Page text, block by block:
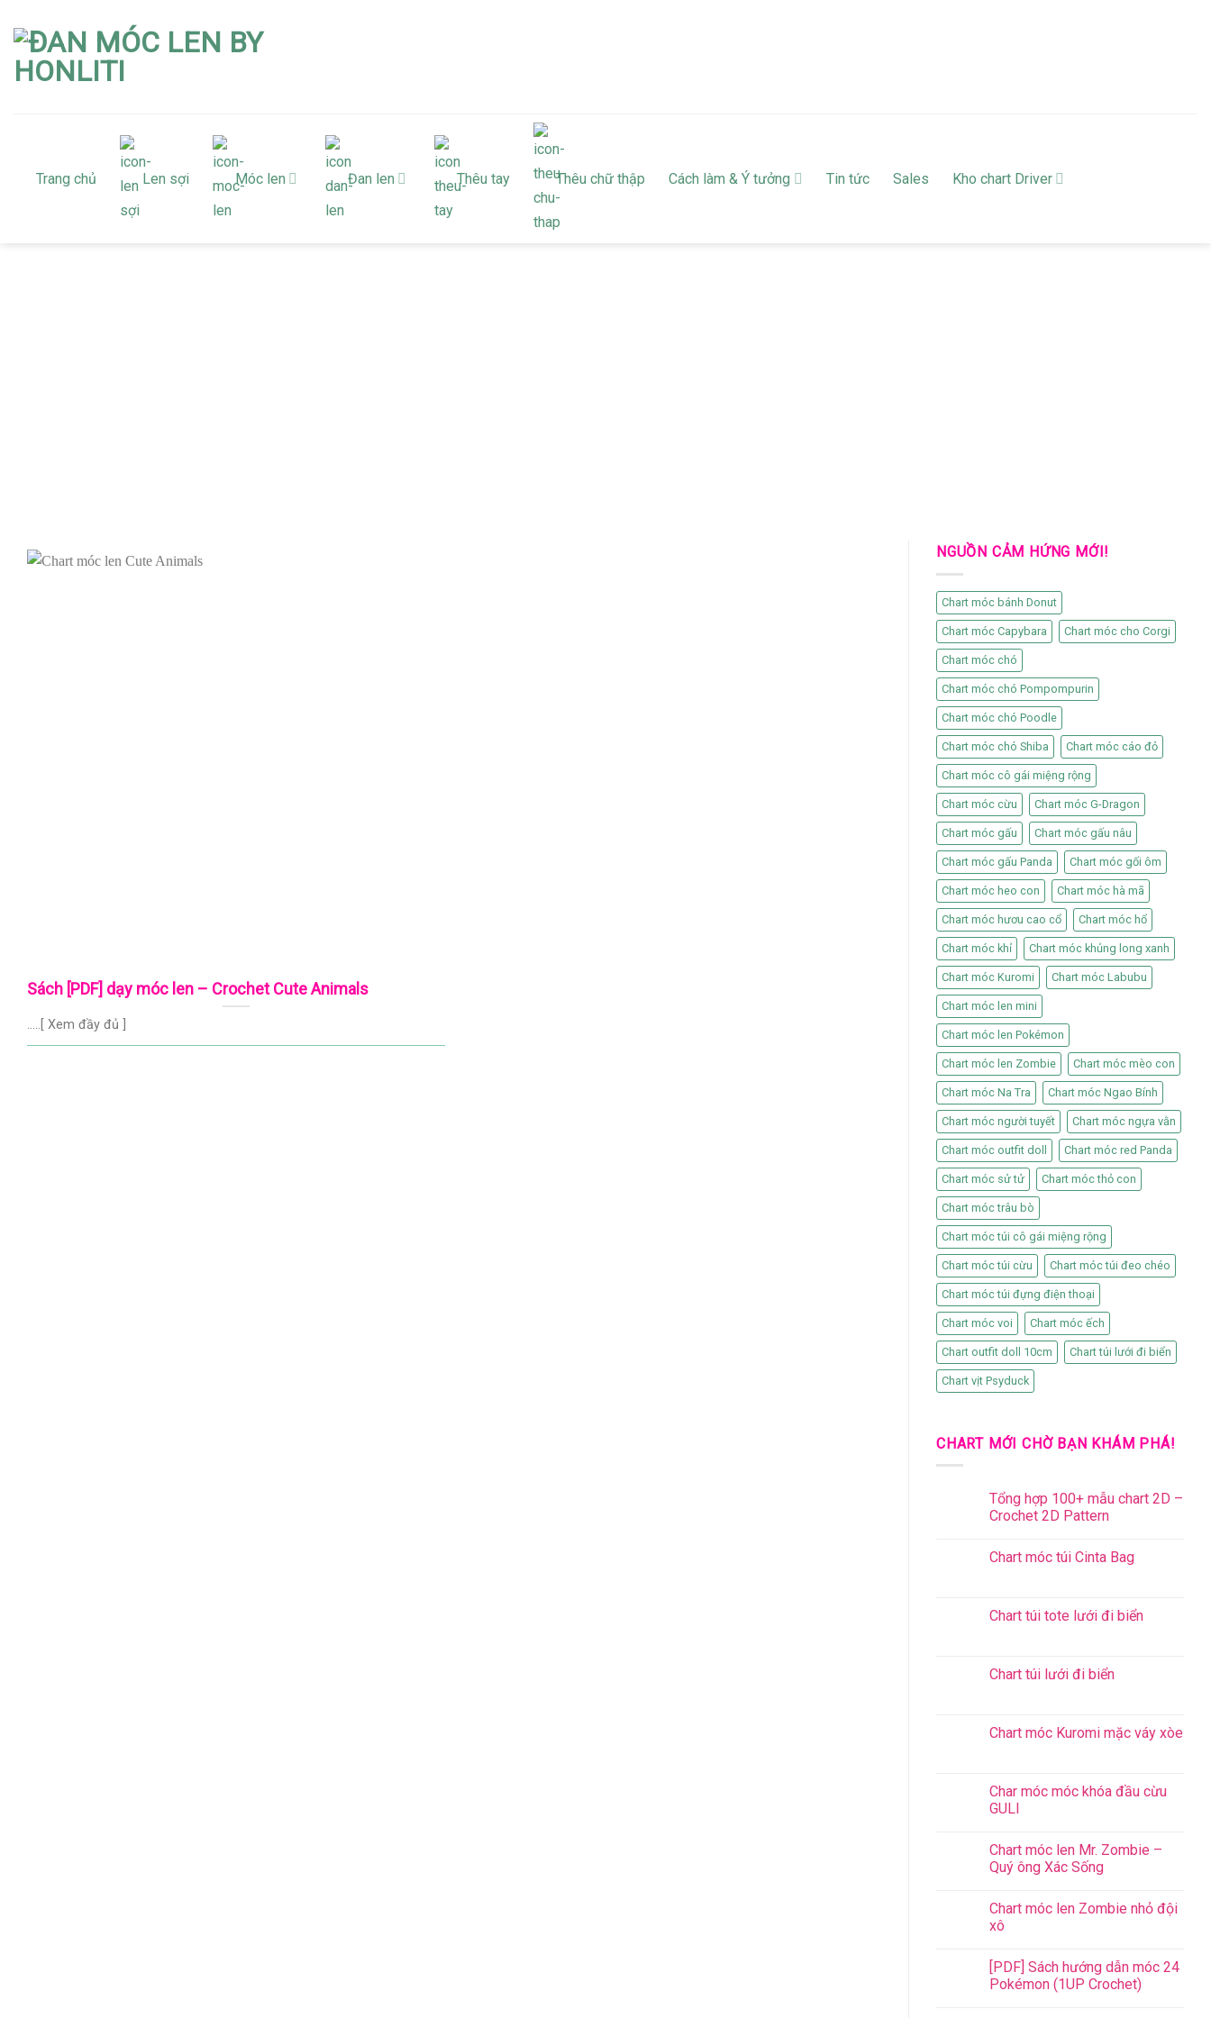
content
Trang chủ Len sợi Móc len Đan len Thêu tay Thêu chữ thập Cách làm & Ý tưởng Tin tức Sales Kho chart Driver
Sách [PDF] dạy móc len – Crochet Cute Animals
.....[ Xem đầy đủ ]
NGUỒN CẢM HỨNG MỚI!
Chart móc bánh Donut
Chart móc Capybara Chart móc cho Corgi
Chart móc chó
Chart móc chó Pompompurin
Chart móc chó Poodle
Chart móc chó Shiba Chart móc cáo đỏ
Chart móc cô gái miệng rộng
Chart móc cừu Chart móc G-Dragon
Chart móc gấu Chart móc gấu nâu
Chart móc gấu Panda Chart móc gối ôm
Chart móc heo con Chart móc hà mã
Chart móc hươu cao cổ Chart móc hổ
Chart móc khỉ Chart móc khủng long xanh
Chart móc Kuromi Chart móc Labubu
Chart móc len mini
Chart móc len Pokémon
Chart móc len Zombie Chart móc mèo con
Chart móc Na Tra Chart móc Ngao Bính
Chart móc người tuyết Chart móc ngựa vằn
Chart móc outfit doll Chart móc red Panda
Chart móc sử tử Chart móc thỏ con
Chart móc trâu bò
Chart móc túi cô gái miệng rộng
Chart móc túi cừu Chart móc túi đeo chéo
Chart móc túi đựng điện thoại
Chart móc voi Chart móc ếch
Chart outfit doll 10cm Chart túi lưới đi biển
Chart vịt Psyduck
CHART MỚI CHỜ BẠN KHÁM PHÁ!
Tổng hợp 100+ mẫu chart 2D –
Crochet 2D Pattern
Chart móc túi Cinta Bag
Chart túi tote lưới đi biển
Chart túi lưới đi biển
Chart móc Kuromi mặc váy xòe
Char móc móc khóa đầu cừu
GULI
Chart móc len Mr. Zombie –
Quý ông Xác Sống
Chart móc len Zombie nhỏ đội
xô
[PDF] Sách hướng dẫn móc 24
Pokémon (1UP Crochet)